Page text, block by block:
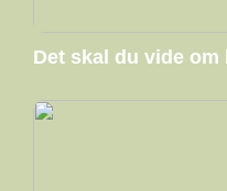
Det skal du vide